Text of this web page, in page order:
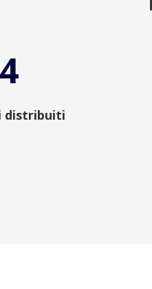
distribuiti